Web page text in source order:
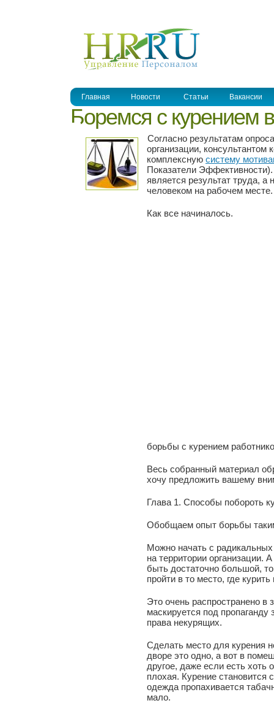
Главная Новости Статьи Вакансии
Боремся с курением
Согласно результатам
организации,
комплексную систему
Показатели Эффективности).
является результат труда,
человеком на рабочем месте.
Как все начиналось.
борьбы с курением
Весь собранный материал
хочу предложить вашему
Глава 1. Способы побороть
Обобщаем опыт борьбы
Можно начать с
на территории организации.
быть достаточно большой,
пройти в то место, где
Это очень распространено в
маскируется под
права некурящих.
Сделать место для курения
дворе это одно, а вот в
другое, даже если есть хоть
плохая. Курение
одежда пропахивается
мало.